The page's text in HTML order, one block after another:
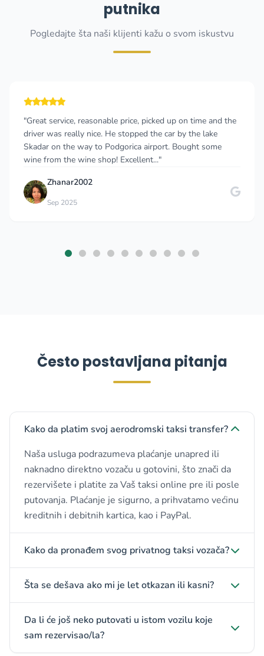
putnika
Pogledajte šta naši klijenti kažu o svom iskustvu
"Great service, reasonable price, picked up on time and the
driver was really nice. He stopped the car by the lake
Skadar on the way to Podgorica airport. Bought some
wine from the wine shop! Excellent..."
Zhanar2002
Sep 2025
Često postavljana pitanja
Kako da platim svoj aerodromski taksi transfer?
Naša usluga podrazumeva plaćanje unapred ili
naknadno direktno vozaču u gotovini, što znači da
rezervišete i platite za Vaš taksi online pre ili posle
putovanja. Plaćanje je sigurno, a prihvatamo većinu
kreditnih i debitnih kartica, kao i PayPal.
Kako da pronađem svog privatnog taksi vozača?
Šta se dešava ako mi je let otkazan ili kasni?
Da li će još neko putovati u istom vozilu koje
sam rezervisao/la?